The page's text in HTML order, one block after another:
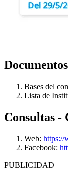
Bases del
Lista de
Consultas -
Web: https://
Facebook:
PUBLICIDAD